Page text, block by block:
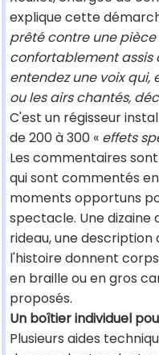
explique cette
prêté contre une
confortablement assis
entendez une voix qui,
ou les airs chantés,
C'est un régisseur
de 200 à 300 « effets
Les commentaires
qui sont commentés
moments opportuns
spectacle. Une dizaine
rideau, une description
l'histoire donnent
en braille ou en gros
proposés.
Un boîtier individuel
Plusieurs aides